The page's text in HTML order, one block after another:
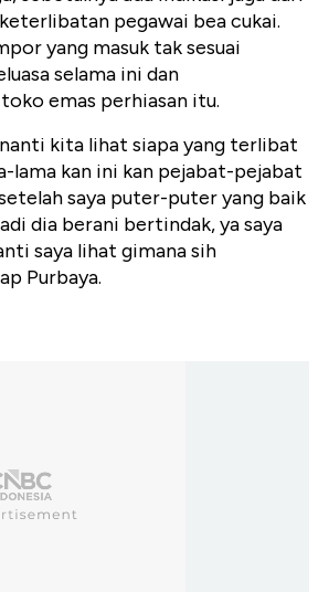
pegawai bea cukai.
yang masuk tak sesuai
selama ini dan
emas perhiasan itu.
kita lihat siapa yang terlibat
lama kan ini kan pejabat-pejabat
saya puter-puter yang baik
dia berani bertindak, ya saya
saya lihat gimana sih
Purbaya.